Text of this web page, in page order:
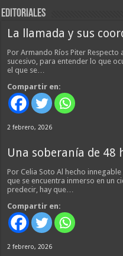
EDITORIALES
La llamada y sus
Por Armando Ríos Piter
sucesivo, para entender lo que
el que se…
Compartir en:
2 febrero, 2026
Una soberanía de 48
Por Celia Soto Al hecho
que se encuentra inmerso en un
predecir, hay que…
Compartir en:
2 febrero, 2026